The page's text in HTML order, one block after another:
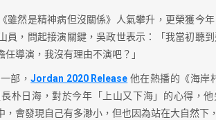
雖然是精神病但沒關係》人氣攀升，更榮獲今
員，問起接演關鍵，吳政世表示：「我當初聽
導演，我沒有理由不演吧？」
部，Jordan 2020 Release 他在熱播的《海岸
長朴日海，對於今年「上山又下海」的心得，
，會發現自己有多渺小，但也因為站在大自然下